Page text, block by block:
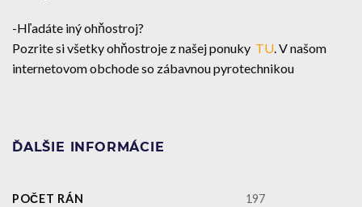
-Hľadáte iný ohňostroj?
Pozrite si všetky ohňostroje z našej ponuky TU. V našom
internetovom obchode so zábavnou pyrotechnikou
ĎALŠIE INFORMÁCIE
POČET RÁN 197